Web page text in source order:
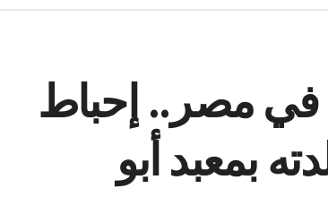
في مصر.. إحباط
بمعبد أبو